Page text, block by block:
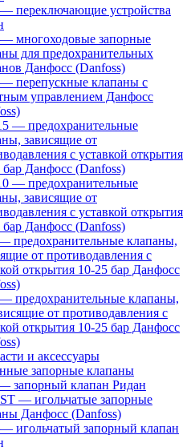
переключающие устройства
многоходовые запорные
для предохранительных
Данфосс (Danfoss)
перепускные клапаны с
управлением Данфосс
— предохранительные
зависящие от
с уставкой открытия
бар Данфосс (Danfoss)
— предохранительные
зависящие от
с уставкой открытия
бар Данфосс (Danfoss)
предохранительные клапаны,
от противодавления с
открытия 10-25 бар Данфосс
предохранительные клапаны,
от противодавления с
открытия 10-25 бар Данфосс
и аксессуары
запорные клапаны
запорный клапан Ридан
— игольчатые запорные
Данфосс (Danfoss)
игольчатый запорный клапан